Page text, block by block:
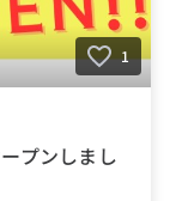
1
プンしまし